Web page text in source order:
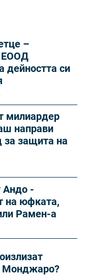
–
ЕООД
дейността си
милиардер
направи
защита на
-
на юфката,
Рамен-а
Монджаро?